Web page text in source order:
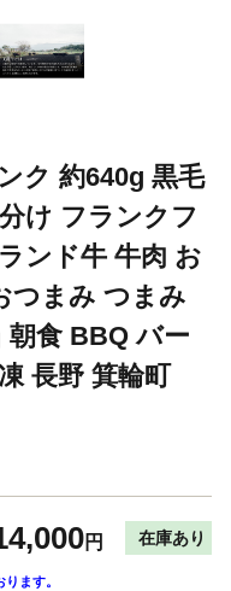
ク 約640g 黒毛
け フランクフ
ンド牛 牛肉 お
つまみ つまみ
朝食 BBQ バー
長野 箕輪町
円 在庫あり
ます。